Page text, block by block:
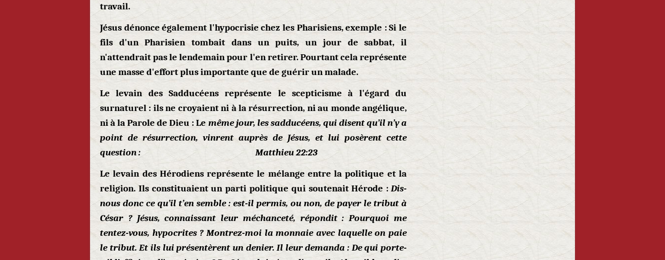
travail.
Jésus dénonce également l'hypocrisie chez les Pharisiens, exemple : Si le
fils d'un Pharisien tombait dans un puits, un jour de sabbat, il
n'attendrait pas le lendemain pour l'en retirer. Pourtant cela représente
une masse d'effort plus importante que de guérir un malade.
Le levain des Sadducéens représente le scepticisme à l'égard du
surnaturel : ils ne croyaient ni à la résurrection, ni au monde angélique,
ni à la Parole de Dieu : Le même jour, les sadducéens, qui disent qu’il n’y a
point de résurrection, vinrent auprès de Jésus, et lui posèrent cette
question : Matthieu 22:23
Le levain des Hérodiens représente le mélange entre la politique et la
religion. Ils constituaient un parti politique qui soutenait Hérode : Dis-
nous donc ce qu’il t’en semble : est-il permis, ou non, de payer le tribut à
César ? Jésus, connaissant leur méchanceté, répondit : Pourquoi me
tentez-vous, hypocrites ? Montrez-moi la monnaie avec laquelle on paie
le tribut. Et ils lui présentèrent un denier. Il leur demanda : De qui porte-